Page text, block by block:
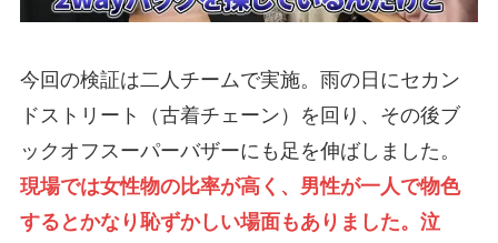
今回の検証は二人チームで実施。雨の日にセカン
ドストリート（古着チェーン）を回り、その後ブ
ックオフスーパーバザーにも足を伸ばしました。
現場では女性物の比率が高く、男性が一人で物色
するとかなり恥ずかしい場面もありました。泣